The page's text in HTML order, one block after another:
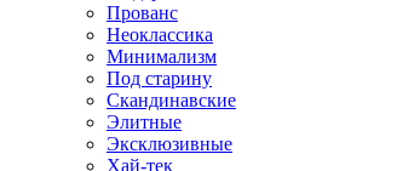
Прованс
Неоклассика
Минимализм
Под старину
Скандинавские
Элитные
Эксклюзивные
Хай-тек